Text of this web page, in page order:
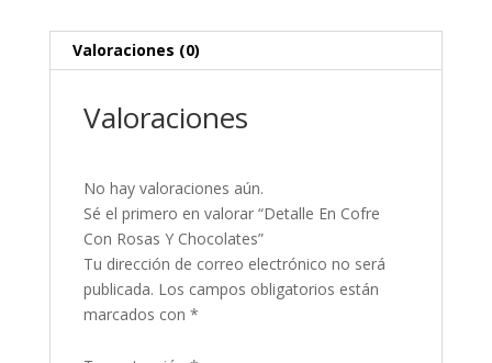
Valoraciones (0)
Valoraciones
No hay valoraciones aún.
Sé el primero en valorar “Detalle En Cofre
Con Rosas Y Chocolates”
Tu dirección de correo electrónico no será
publicada. Los campos obligatorios están
marcados con *